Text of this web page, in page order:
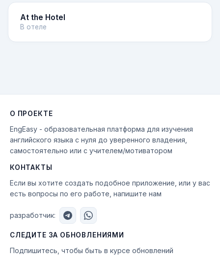
At the Hotel
В отеле
О ПРОЕКТЕ
EngEasy - образовательная платформа для изучения
английского языка с нуля до уверенного владения,
самостоятельно или с учителем/мотиватором
КОНТАКТЫ
Если вы хотите создать подобное приложение, или у вас
есть вопросы по его работе, напишите нам
разработчик:
СЛЕДИТЕ ЗА ОБНОВЛЕНИЯМИ
Подпишитесь, чтобы быть в курсе обновлений